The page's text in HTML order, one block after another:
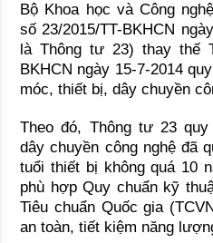
Bộ Khoa học và Công
số 23/2015/TT-BKHCN
là Thông tư 23) thay thế
BKHCN ngày 15-7-2014
móc, thiết bị, dây chuyền
Theo đó, Thông tư 23
dây chuyền công nghệ đã
tuổi thiết bị không quá 10
phù hợp Quy chuẩn kỹ
Tiêu chuẩn Quốc gia
an toàn, tiết kiệm năng